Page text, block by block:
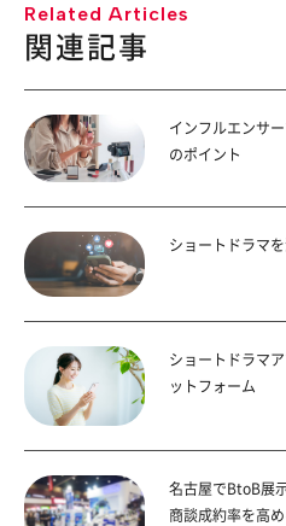
Related Articles
関連記事
インフルエンサ
のポイント
ショートドラマ
ショートドラマ
ットフォーム
名古屋でBtoB展
商談成約率を高め